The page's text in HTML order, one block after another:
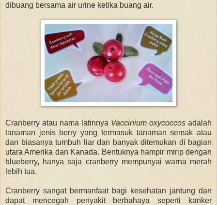
dibuang bersama air urine ketika buang air.
Cranberry atau nama latinnya Vaccinium oxycoccos adalah
tanaman jenis berry yang termasuk tanaman semak atau
dan biasanya tumbuh liar dan banyak ditemukan di bagian
utara Amerika dan Kanada. Bentuknya hampir mirip dengan
blueberry, hanya saja cranberry mempunyai warna merah
lebih tua.
Cranberry sangat bermanfaat bagi kesehatan jantung dan
dapat mencegah penyakit berbahaya seperti kanker